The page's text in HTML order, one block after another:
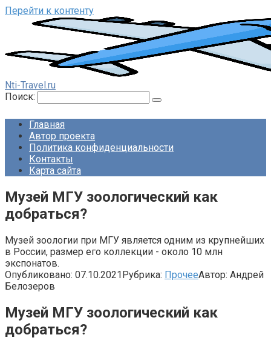
Перейти к контенту
Nti-Travel.ru
Поиск:
Главная
Автор проекта
Политика конфиденциальности
Контакты
Карта сайта
Музей МГУ зоологический как
добраться?
Музей зоологии при МГУ является одним из крупнейших
в России, размер его коллекции - около 10 млн
экспонатов.
Опубликовано: 07.10.2021Рубрика: ПрочееАвтор: Андрей
Белозеров
Музей МГУ зоологический как
добраться?